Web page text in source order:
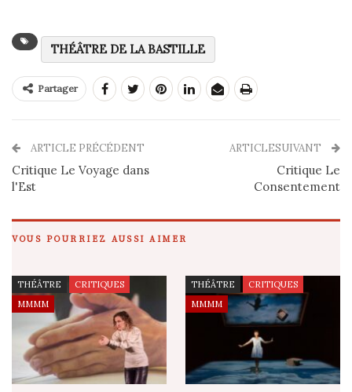
THÉÂTRE DE LA BASTILLE
Partager
ARTICLE PRÉCÉDENT
Critique Le Voyage dans
l'Est
ARTICLESUIVANT
Critique Le
Consentement
VOUS POURRIEZ AUSSI AIMER
THÉÂTRE
CRITIQUES
MMMM
THÉÂTRE
CRITIQUES
MMMM